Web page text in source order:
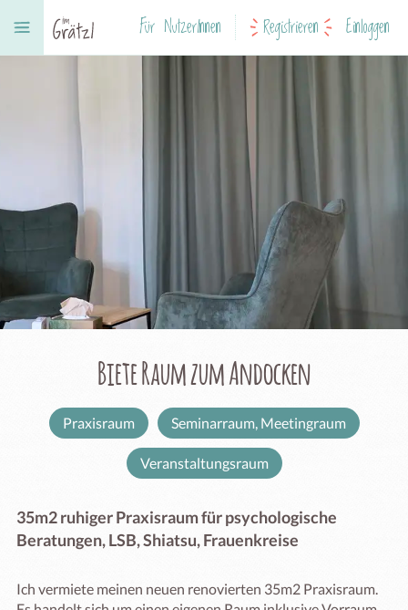
Für NutzerInnen Registrieren Einloggen
Biete Raum zum Andocken
Praxisraum Seminarraum, Meetingraum
Veranstaltungsraum
35m2 ruhiger Praxisraum für psychologische
Beratungen, LSB, Shiatsu, Frauenkreise
Ich vermiete meinen neuen renovierten 35m2 Praxisraum.